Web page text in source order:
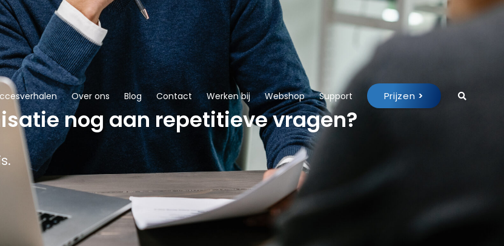
Over ons Blog Contact Werken bij Webshop Support Prijzen >
nog aan repetitieve vragen?